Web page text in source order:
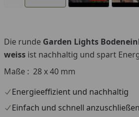
Die runde Garden Lights
weiss ist nachhaltig und spart
Maße : 28 x 40 mm
Energieeffizient und nachhaltig
Einfach und schnell anzuschließen